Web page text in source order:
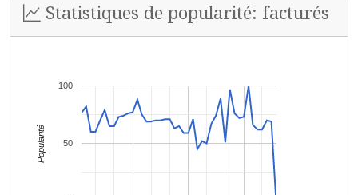
Statistiques de popularité: facturés
50
100
Popularité